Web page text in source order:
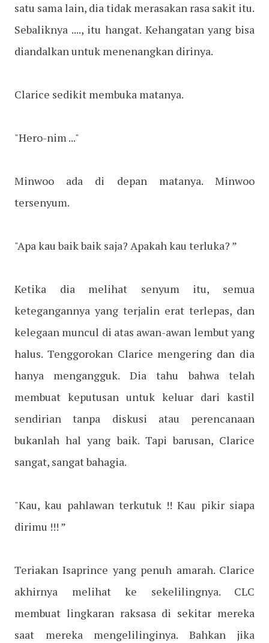
satu sama lain, dia tidak merasakan rasa sakit itu.
Sebaliknya ...., itu hangat. Kehangatan yang bisa
diandalkan untuk menenangkan dirinya.
Clarice sedikit membuka matanya.
"Hero-nim ..."
Minwoo ada di depan matanya. Minwoo
tersenyum.
"Apa kau baik baik saja? Apakah kau terluka? ”
Ketika dia melihat senyum itu, semua
ketegangannya yang terjalin erat terlepas, dan
kelegaan muncul di atas awan-awan lembut yang
halus. Tenggorokan Clarice mengering dan dia
hanya mengangguk. Dia tahu bahwa telah
membuat keputusan untuk keluar dari kastil
sendirian tanpa diskusi atau perencanaan
bukanlah hal yang baik. Tapi barusan, Clarice
sangat, sangat bahagia.
"Kau, kau pahlawan terkutuk !! Kau pikir siapa
dirimu !!! ”
Teriakan Isaprince yang penuh amarah. Clarice
akhirnya melihat ke sekelilingnya. CLC
membuat lingkaran raksasa di sekitar mereka
saat mereka mengelilinginya. Bahkan jika